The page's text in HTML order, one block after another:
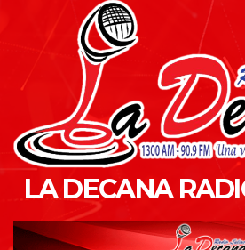
LA DECANA